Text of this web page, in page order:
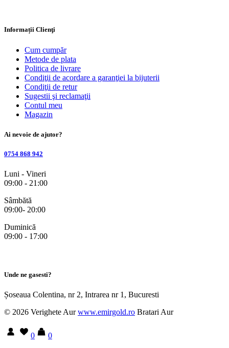
Informații Clienţi
Cum cumpăr
Metode de plata
Politica de livrare
Condiţii de acordare a garanţiei la bijuterii
Condiţii de retur
Sugestii şi reclamaţii
Contul meu
Magazin
Ai nevoie de ajutor?
0754 868 942
Luni - Vineri
09:00 - 21:00
Sâmbătă
09:00- 20:00
Duminică
09:00 - 17:00
Unde ne gasesti?
Șoseaua Colentina, nr 2, Intrarea nr 1, Bucuresti
© 2026 Verighete Aurwww.emirgold.ro Bratari Aur
0
0